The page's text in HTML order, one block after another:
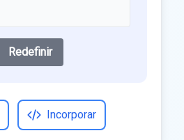
Redefinir
Incorporar